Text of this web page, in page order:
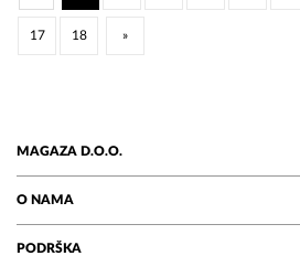
17 18 »
MAGAZA D.O.O.
O NAMA
PODRŠKA